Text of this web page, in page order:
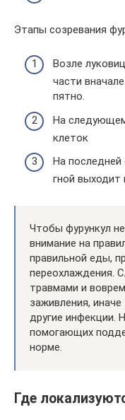
Этапы созревания
Возле
части
пятно.
На следующем
клеток
На
гной выходит
Чтобы фурункул
внимание на
правильной еды,
переохлаждения.
травмами и
заживления,
другие инфекции.
помогающих
норме.
Где